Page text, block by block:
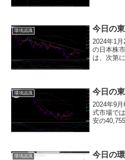
環境認識 今日の
2024年1
の日本株
は、次第
された23
環境認識 今日の
2024年9
式市場で
安の
環境認識 今日の